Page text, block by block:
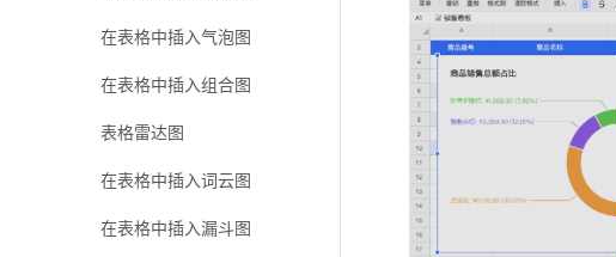
在表格中插入气泡图
在表格中插入组合图
表格雷达图
在表格中插入词云图
在表格中插入漏斗图